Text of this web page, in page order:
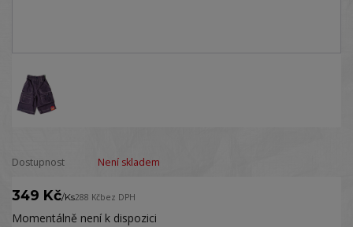
Dostupnost Není skladem
349 Kč/Ks288 Kčbez DPH
Momentálně není k dispozici